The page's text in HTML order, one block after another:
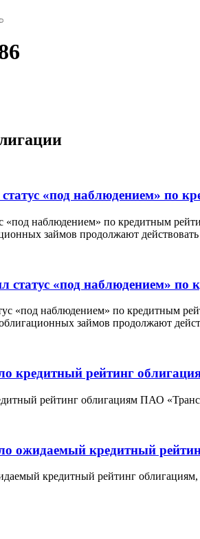
«под наблюдением» по
«под наблюдением» по кредитным
займов продолжают
статус «под наблюдением»
«под наблюдением» по кредитным
займов продолжают
кредитный рейтинг
рейтинг облигациям ПАО
ожидаемый кредитный
кредитный рейтинг